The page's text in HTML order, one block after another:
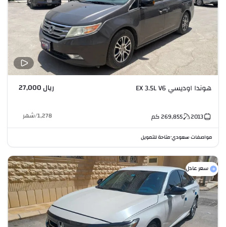
هوندا اوديسي EX 3.5L V6 ريال 27,000
2013
269,855كم 1,278
/شهر
مواصفات سعودي•متاحة للتمويل
سعر عادل